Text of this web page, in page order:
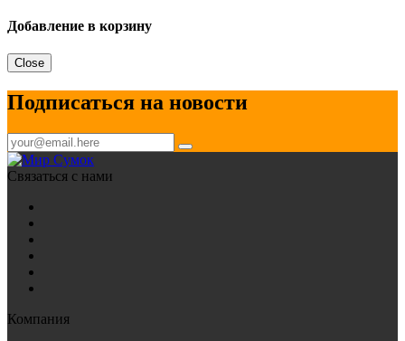
Добавление в корзину
Close
Подписаться на новости
Связаться с нами
Компания